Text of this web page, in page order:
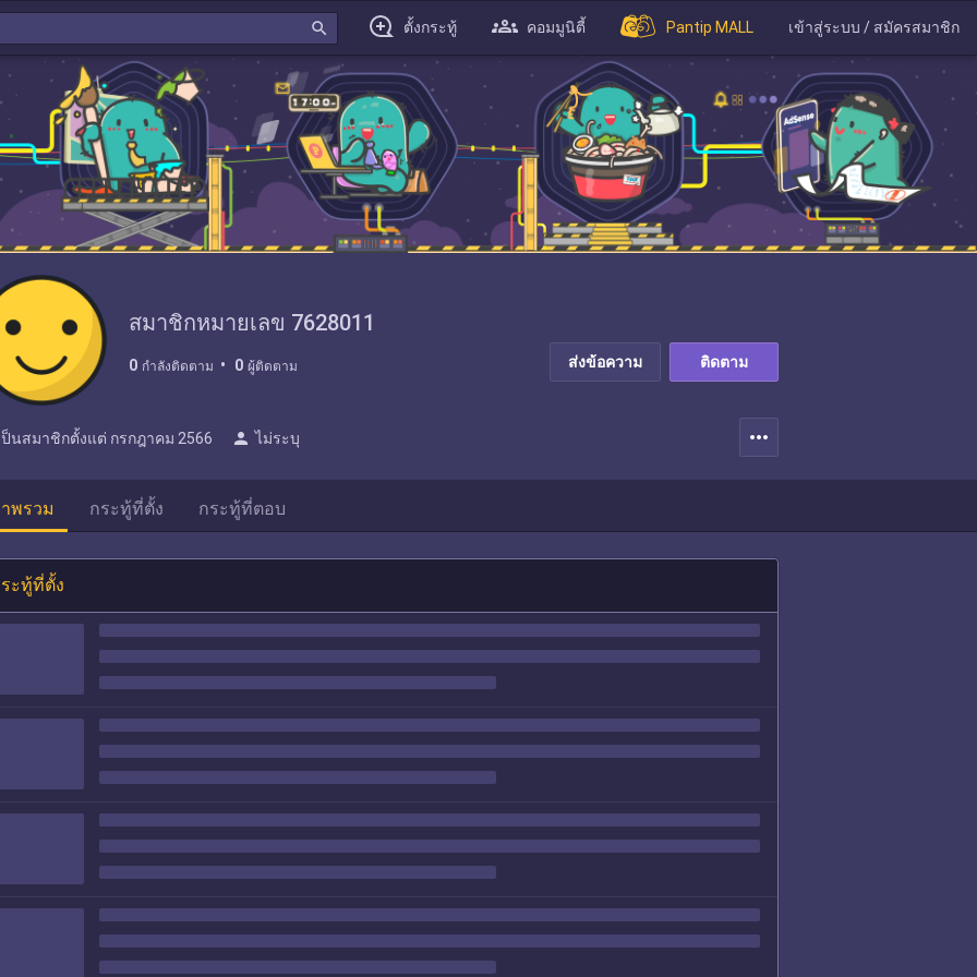
search ตั้งกระทู้ คอมมูนิตี้ Pantip MALL เข้าสู่ระบบ / สมัครสมาชิก
สมาชิกหมายเลข 7628011
0 กำลังติดตาม 0 ผู้ติดตาม ส่งข้อความ ติดตาม
ป็นสมาชิกตั้งแต่ กรกฎาคม 2566 person ไม่ระบุ more_horiz
พรวม กระทู้ที่ตั้ง กระทู้ที่ตอบ
ะทู้ที่ตั้ง